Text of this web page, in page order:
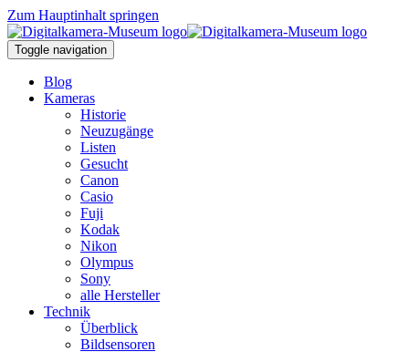
Zum Hauptinhalt springen
Toggle navigation
Blog
Kameras
Historie
Neuzugänge
Listen
Gesucht
Canon
Casio
Fuji
Kodak
Nikon
Olympus
Sony
alle Hersteller
Technik
Überblick
Bildsensoren